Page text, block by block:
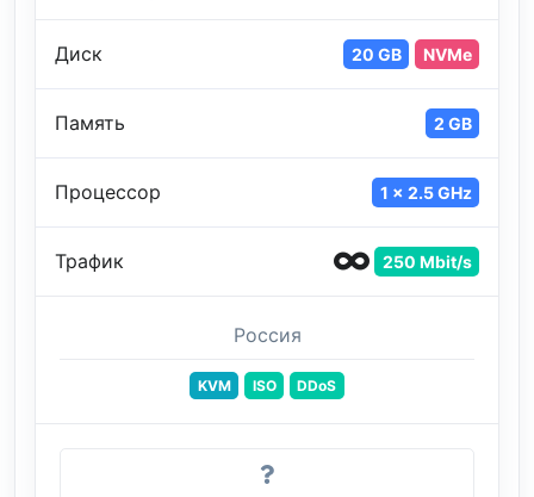
Диск 20 GB NVMe
Память 2 GB
Процессор 1 x 2.5 GHz
Трафик 250 Mbit/s
Россия
KVM ISO DDoS